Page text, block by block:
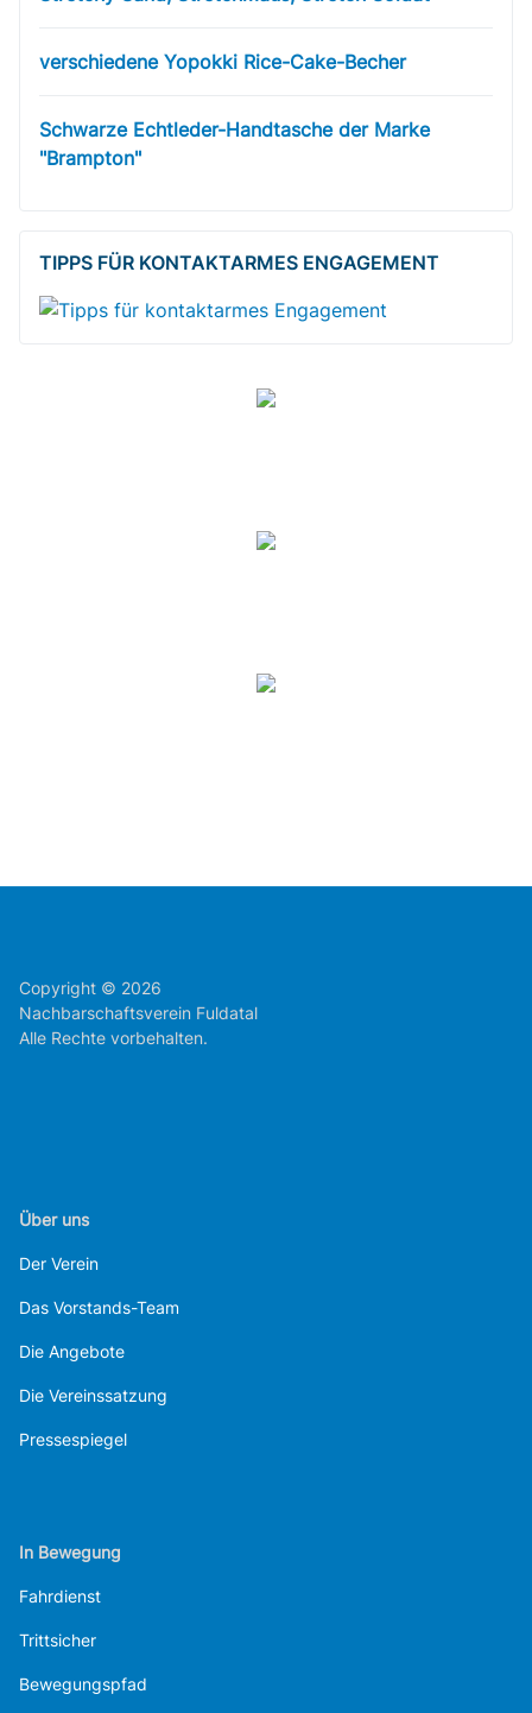
verschiedene Yopokki Rice-Cake-Becher
Schwarze Echtleder-Handtasche der Marke
"Brampton"
TIPPS FÜR KONTAKTARMES ENGAGEMENT
Copyright © 2026
Nachbarschaftsverein Fuldatal
Alle Rechte vorbehalten.
Über uns
Der Verein
Das Vorstands-Team
Die Angebote
Die Vereinssatzung
Pressespiegel
In Bewegung
Fahrdienst
Trittsicher
Bewegungspfad